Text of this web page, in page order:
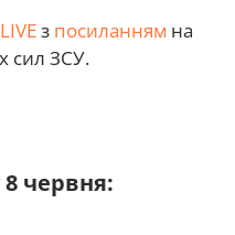
з посиланням на
сил ЗСУ.
червня: